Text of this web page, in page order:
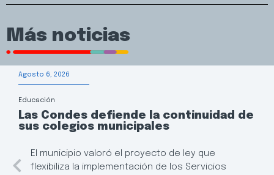
Más noticias
Agosto 6, 2026
Educación
Las Condes defiende la continuidad de
sus colegios municipales
El municipio valoró el proyecto de ley que
flexibiliza la implementación de los Servicios